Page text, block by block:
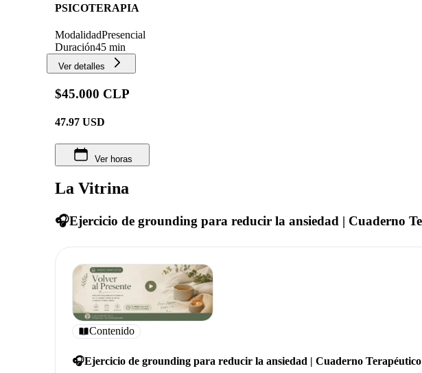
PSICOTERAPIA
ModalidadPresencial
Duración45 min
Ver detalles
$45.000 CLP
47.97 USD
Ver horas
La Vitrina
🎧Ejercicio de grounding para reducir la ansiedad | Cuaderno
Contenido
🎧Ejercicio de grounding para reducir la ansiedad | Cuaderno